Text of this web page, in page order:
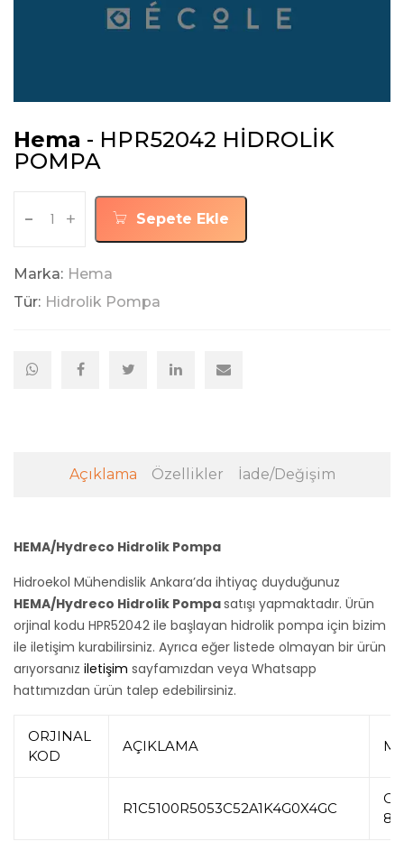
Hema - HPR52042 HİDROLİK
POMPA
- + Sepete Ekle
Marka: Hema
Tür: Hidrolik Pompa
Açıklama Özellikler İade/Değişim
HEMA/Hydreco Hidrolik Pompa
Hidroekol Mühendislik Ankara’da ihtiyaç duyduğunuz
HEMA/Hydreco Hidrolik Pompasatışı yapmaktadır. Ürün
orjinal kodu HPR52042 ile başlayan hidrolik pompa için bizim
ile iletişim kurabilirsiniz. Ayrıca eğer listede olmayan bir ürün
arıyorsanız iletişim sayfamızdan veya Whatsapp
hattımızdan ürün talep edebilirsiniz.
ORJINAL
KOD
AÇIKLAMA
R1C5100R5053C52A1K4G0X4GC